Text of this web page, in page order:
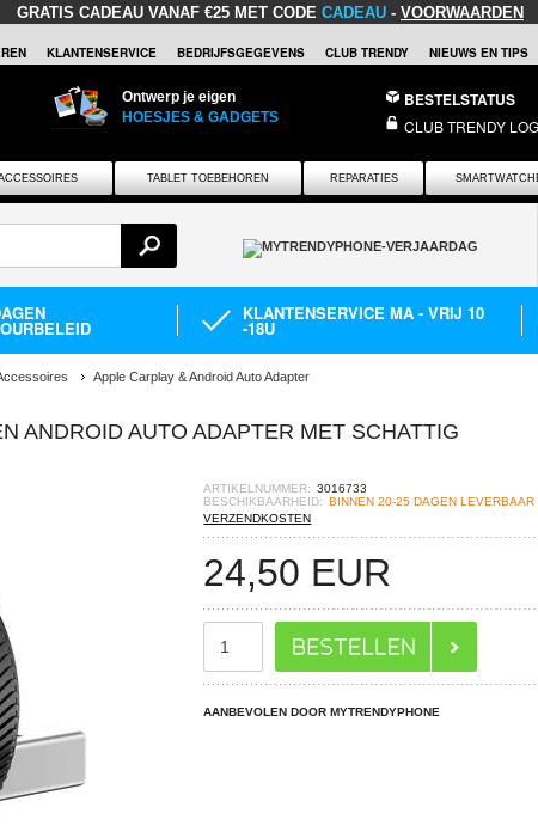
GRATIS CADEAU VANAF €25 MET CODE CADEAU - VOORWAARDEN
KLANTENSERVICE BEDRIJFSGEGEVENS CLUB TRENDY NIEUWS EN TIPS
Ontwerp je eigen
HOESJES & GADGETS
BESTELSTATUS
CLUB TRENDY
TABLET TOEBEHOREN REPARATIES
KLANTENSERVICE MA - VRIJ 10
-18U
Apple Carplay & Android Auto Adapter
ANDROID AUTO ADAPTER MET SCHATTIG
ARTIKELNUMMER: 3016733
BESCHIKBAARHEID: BINNEN 20-25 DAGEN LEVERBAAR
VERZENDKOSTEN
24,50 EUR
AANBEVOLEN DOOR MYTRENDYPHONE